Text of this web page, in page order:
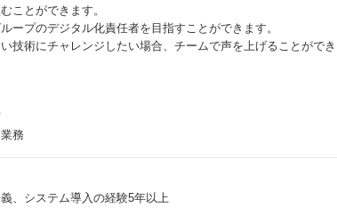
ことができます。
ープのデジタル化責任者を目指すことができます。
技術にチャレンジしたい場合、チームで声を上げることがで
務
義、システム導入の経験5年以上